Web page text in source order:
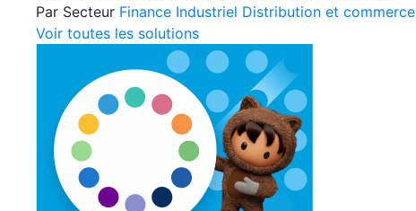
Par Secteur Finance Industriel Distribution et commerce
Voir toutes les solutions